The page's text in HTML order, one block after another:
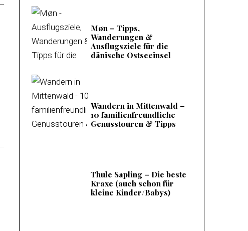
Møn – Tipps,
Wanderungen &
Ausflugsziele für die
dänische Ostseeinsel
Wandern in Mittenwald –
10 familienfreundliche
Genusstouren & Tipps
Thule Sapling – Die beste
Kraxe (auch schon für
kleine Kinder/Babys)